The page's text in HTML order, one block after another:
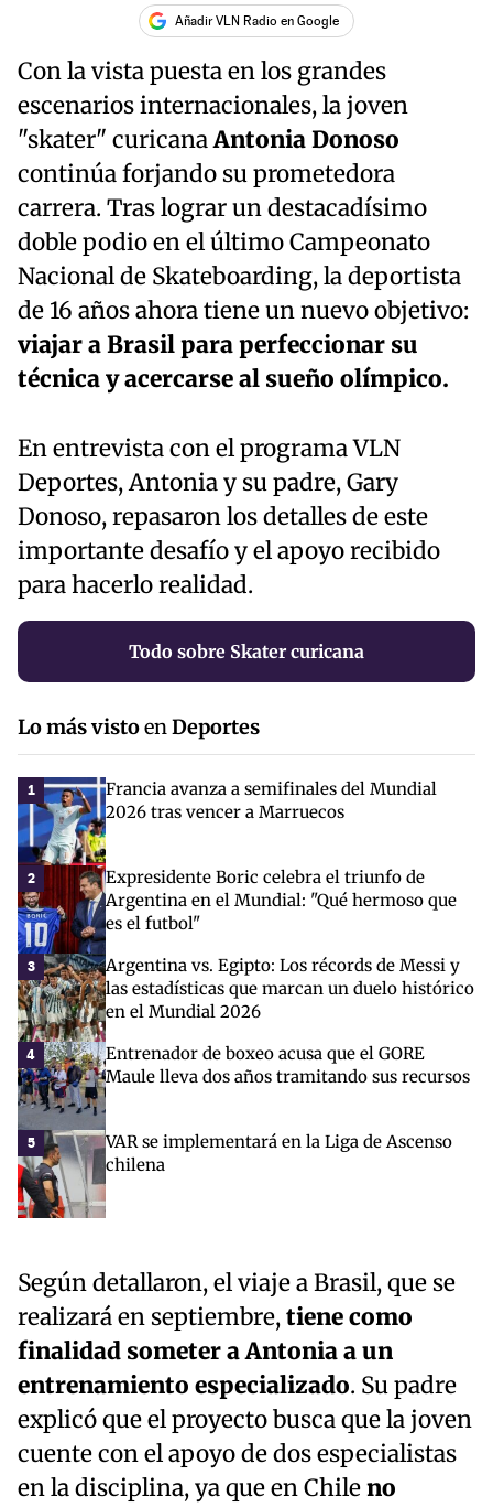
Añadir VLN Radio en Google
Con la vista puesta en los grandes
escenarios internacionales, la joven
"skater" curicanaAntonia Donoso
continúa forjando su prometedora
carrera. Tras lograr un destacadísimo
doble podio en el último Campeonato
Nacional de Skateboarding, la deportista
de 16 años ahora tiene un nuevo objetivo:
viajar a Brasil para perfeccionar su
técnica y acercarse al sueño olímpico.
En entrevista con el programa VLN
Deportes, Antonia y su padre, Gary
Donoso, repasaron los detalles de este
importante desafío y el apoyo recibido
para hacerlo realidad.
Todo sobre Skater curicana
Lo más vistoenDeportes
1
Francia avanza a semifinales del Mundial
2026 tras vencer a Marruecos
2
Expresidente Boric celebra el triunfo de
Argentina en el Mundial: "Qué hermoso que
es el futbol"
3
Argentina vs. Egipto: Los récords de Messi y
las estadísticas que marcan un duelo histórico
en el Mundial 2026
4
Entrenador de boxeo acusa que el GORE
Maule lleva dos años tramitando sus recursos
5
VAR se implementará en la Liga de Ascenso
chilena
Según detallaron, el viaje a Brasil, que se
realizará en septiembre,tiene como
finalidad someter a Antonia a un
entrenamiento especializado. Su padre
explicó que el proyecto busca que la joven
cuente con el apoyo de dos especialistas
en la disciplina, ya que en Chileno